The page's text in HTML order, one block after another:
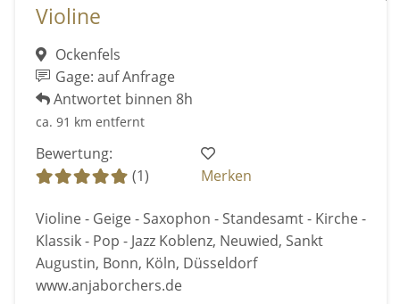
Violine
Ockenfels
Gage: auf Anfrage
Antwortet binnen 8h
ca. 91 km entfernt
Bewertung:
(1)
Merken
Violine - Geige - Saxophon - Standesamt - Kirche -
Klassik - Pop - Jazz Koblenz, Neuwied, Sankt
Augustin, Bonn, Köln, Düsseldorf
www.anjaborchers.de